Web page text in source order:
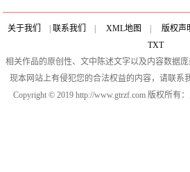
关于我们 联系我们 XML地图 版权声
TXT
相关作品的原创性、文中陈述文字以及内容数据
现本网站上有侵犯您的合法权益的内容，请联系
Copyright © 2019 http://www.gtrzf.com 版权所有